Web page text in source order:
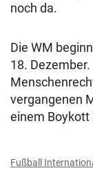
noch da.
Die WM
18.
vergangenen
einem
Fußball